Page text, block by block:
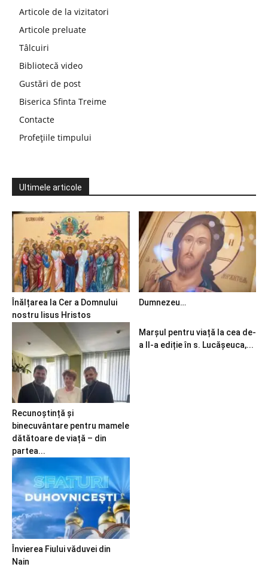
Articole de la vizitatori
Articole preluate
Tâlcuiri
Bibliotecă video
Gustări de post
Biserica Sfinta Treime
Contacte
Profețiile timpului
Ultimele articole
Înălțarea la Cer a Domnului
nostru Iisus Hristos
Dumnezeu…
Recunoștință și
binecuvântare pentru mamele
dătătoare de viață – din
partea...
Marșul pentru viață la cea de-
a II-a ediție în s. Lucășeuca,...
Învierea Fiului văduvei din
Nain